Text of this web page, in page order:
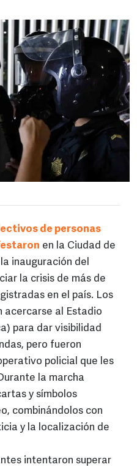
de personas
en la Ciudad de
inauguración del
la crisis de más de
en el país. Los
al Estadio
para dar visibilidad
pero fueron
policial que les
la marcha
y símbolos
combinándolos con
y la localización de
intentaron superar